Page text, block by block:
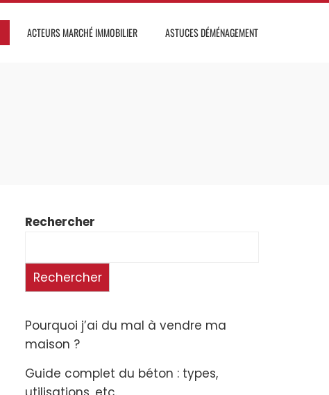
ACTEURS MARCHÉ IMMOBILIER ASTUCES DÉMÉNAGEMENT
Rechercher
Rechercher
Pourquoi j’ai du mal à vendre ma
maison ?
Guide complet du béton : types,